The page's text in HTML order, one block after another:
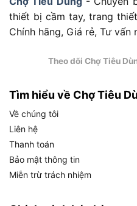
Xuất xứ thương hiệu
Thông số kỹ
Karcher K2 Classic
Máy rửa xe Karcher K2
kỹ thuật chính gồm
đa 110 bar, lưu lượng
lượng 3.32 kg và tích
thiết bị cầm tay, trang
Chính hãng, Giá rẻ, Tư
Theo dõi Chợ Tiêu
Tìm hiểu về Chợ Tiêu
Về chúng tôi
Liên hệ
Thanh toán
Bảo mật thông tin
Miễn trừ trách nhiệm